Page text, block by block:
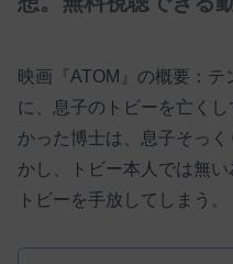
映画『ATOM』の概要：
に、息子のトビーを亡く
かった博士は、息子そっ
かし、トビー本人では無
トビーを手放してしまう。